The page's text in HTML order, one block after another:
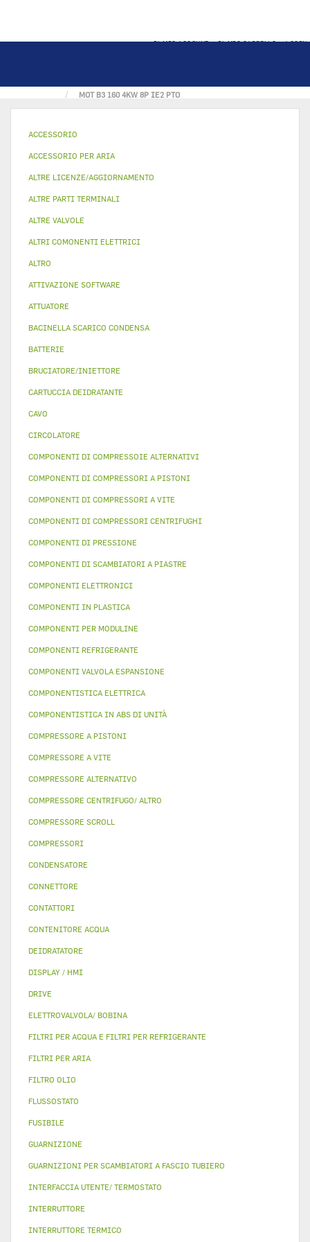
IL MIO ACCOUNT IL MIO CARRELLO LOGIN
MOT B3 160 4KW 8P IE2 PTO
ACCESSORIO
ACCESSORIO PER ARIA
ALTRE LICENZE/AGGIORNAMENTO
ALTRE PARTI TERMINALI
ALTRE VALVOLE
ALTRI COMONENTI ELETTRICI
ALTRO
ATTIVAZIONE SOFTWARE
ATTUATORE
BACINELLA SCARICO CONDENSA
BATTERIE
BRUCIATORE/INIETTORE
CARTUCCIA DEIDRATANTE
CAVO
CIRCOLATORE
COMPONENTI DI COMPRESSOIE ALTERNATIVI
COMPONENTI DI COMPRESSORI A PISTONI
COMPONENTI DI COMPRESSORI A VITE
COMPONENTI DI COMPRESSORI CENTRIFUGHI
COMPONENTI DI PRESSIONE
COMPONENTI DI SCAMBIATORI A PIASTRE
COMPONENTI ELETTRONICI
COMPONENTI IN PLASTICA
COMPONENTI PER MODULINE
COMPONENTI REFRIGERANTE
COMPONENTI VALVOLA ESPANSIONE
COMPONENTISTICA ELETTRICA
COMPONENTISTICA IN ABS DI UNITÀ
COMPRESSORE A PISTONI
COMPRESSORE A VITE
COMPRESSORE ALTERNATIVO
COMPRESSORE CENTRIFUGO/ ALTRO
COMPRESSORE SCROLL
COMPRESSORI
CONDENSATORE
CONNETTORE
CONTATTORI
CONTENITORE ACQUA
DEIDRATATORE
DISPLAY / HMI
DRIVE
ELETTROVALVOLA/ BOBINA
FILTRI PER ACQUA E FILTRI PER REFRIGERANTE
FILTRI PER ARIA
FILTRO OLIO
FLUSSOSTATO
FUSIBILE
GUARNIZIONE
GUARNIZIONI PER SCAMBIATORI A FASCIO TUBIERO
INTERFACCIA UTENTE/ TERMOSTATO
INTERRUTTORE
INTERRUTTORE TERMICO